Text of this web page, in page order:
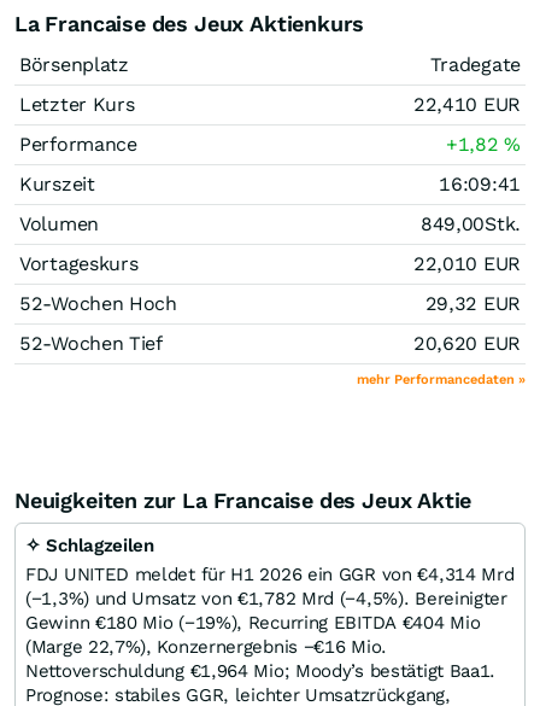
La Francaise des Jeux Aktienkurs
Börsenplatz
Tradegate
Letzter Kurs
22,410 EUR
Performance
+1,82%
Kurszeit
16:09:41
Volumen
849,00Stk.
Vortageskurs
22,010 EUR
52-Wochen Hoch
29,32 EUR
52-Wochen Tief
20,620 EUR
mehr Performancedaten »
Neuigkeiten zur La Francaise des Jeux Aktie
✧ Schlagzeilen
FDJ UNITED meldet für H1 2026 ein GGR von €4,314 Mrd
(−1,3%) und Umsatz von €1,782 Mrd (−4,5%). Bereinigter
Gewinn €180 Mio (−19%), Recurring EBITDA €404 Mio
(Marge 22,7%), Konzernergebnis −€16 Mio.
Nettoverschuldung €1,964 Mio; Moody’s bestätigt Baa1.
Prognose: stabiles GGR, leichter Umsatzrückgang,